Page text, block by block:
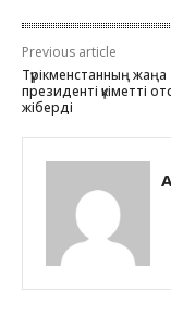
Previous article
Түрікменстанның жаңа
президенті үкіметті
жіберді